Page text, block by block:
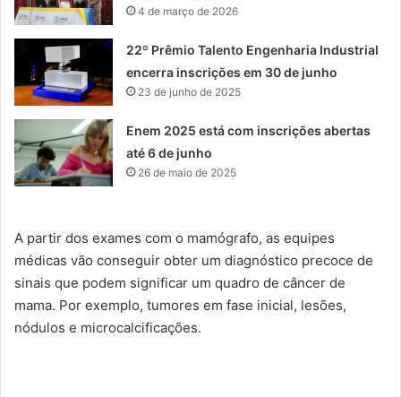
4 de março de 2026
22º Prêmio Talento Engenharia Industrial
encerra inscrições em 30 de junho
23 de junho de 2025
Enem 2025 está com inscrições abertas
até 6 de junho
26 de maio de 2025
A partir dos exames com o mamógrafo, as equipes
médicas vão conseguir obter um diagnóstico precoce de
sinais que podem significar um quadro de câncer de
mama. Por exemplo, tumores em fase inicial, lesões,
nódulos e microcalcificações.